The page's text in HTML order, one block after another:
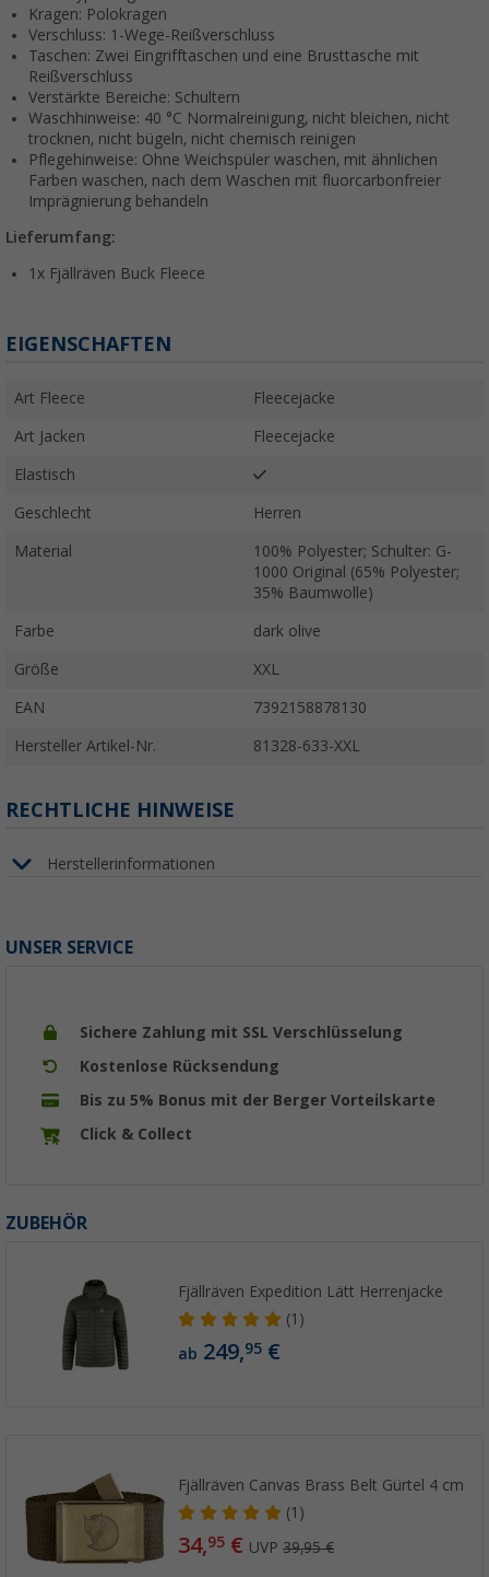
Kragen: Polokragen
Verschluss: 1-Wege-Reißverschluss
Taschen: Zwei Eingrifftaschen und eine Brusttasche mit
Reißverschluss
Verstärkte Bereiche: Schultern
Waschhinweise: 40 °C Normalreinigung, nicht bleichen, nicht
trocknen, nicht bügeln, nicht chemisch reinigen
Pflegehinweise: Ohne Weichspüler waschen, mit ähnlichen
Farben waschen, nach dem Waschen mit fluorcarbonfreier
Imprägnierung behandeln
Lieferumfang:
1x Fjällräven Buck Fleece
EIGENSCHAFTEN
Art Fleece Fleecejacke
Art Jacken Fleecejacke
Elastisch
Geschlecht Herren
Material
100% Polyester; Schulter: G-
1000 Original (65% Polyester;
35% Baumwolle)
Farbe dark olive
Größe XXL
EAN 7392158878130
Hersteller Artikel-Nr. 81328-633-XXL
RECHTLICHE HINWEISE
Herstellerinformationen
UNSER SERVICE
Sichere Zahlung mit SSL Verschlüsselung
Kostenlose Rücksendung
Bis zu 5% Bonus mit der Berger Vorteilskarte
Click & Collect
ZUBEHÖR
Fjällräven Expedition Lätt Herrenjacke
(1)
ab 249,95 €
Fjällräven Canvas Brass Belt Gürtel 4 cm
(1)
34,95 € UVP39,95 €